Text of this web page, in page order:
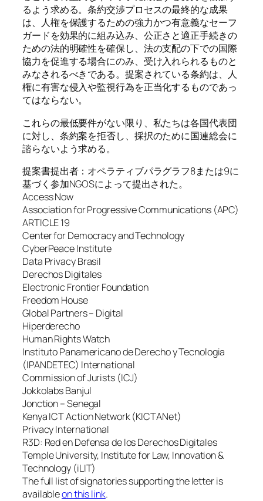
るよう求める。条約交渉プロセスの最終的な成果
は、人権を保護するための強力かつ有意義なセーフ
ガードを効果的に組み込み、公正さと適正手続きの
ための法的明確性を確保し、法の支配の下での国際
協力を促進する場合にのみ、受け入れられるものと
みなされるべきである。提案されている条約は、人
権に有害な侵入や監視行為を正当化するものであっ
てはならない。
これらの最低要件がない限り、私たちは各国代表団
に対し、条約案を拒否し、採択のために国連総会に
諮らないよう求める。
提案書提出者：オペラティブパラグラフ8または9に
基づく参加NGOSによって提出された。
Access Now
Association for Progressive Communications (APC)
ARTICLE 19
Center for Democracy and Technology
CyberPeace Institute
Data Privacy Brasil
Derechos Digitales
Electronic Frontier Foundation
Freedom House
Global Partners – Digital
Hiperderecho
Human Rights Watch
Instituto Panamericano de Derecho y Tecnologia
(IPANDETEC) International
Commission of Jurists (ICJ)
Jokkolabs Banjul
Jonction – Senegal
Kenya ICT Action Network (KICTANet)
Privacy International
R3D: Red en Defensa de los Derechos Digitales
Temple University, Institute for Law, Innovation &
Technology (iLIT)
The full list of signatories supporting the letter is
availableon this link.